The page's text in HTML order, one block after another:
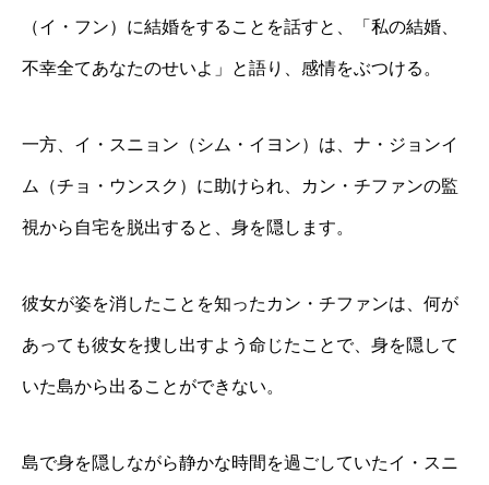
（イ・フン）に結婚をすることを話すと、「私の結婚、
不幸全てあなたのせいよ」と語り、感情をぶつける。
一方、イ・スニョン（シム・イヨン）は、ナ・ジョンイ
ム（チョ・ウンスク）に助けられ、カン・チファンの監
視から自宅を脱出すると、身を隠します。
彼女が姿を消したことを知ったカン・チファンは、何が
あっても彼女を捜し出すよう命じたことで、身を隠して
いた島から出ることができない。
島で身を隠しながら静かな時間を過ごしていたイ・スニ